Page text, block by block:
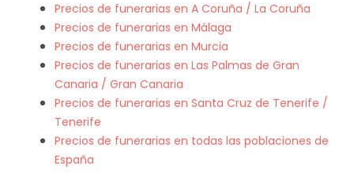
Precios de funerarias en A Coruña / La Coruña
Precios de funerarias en Málaga
Precios de funerarias en Murcia
Precios de funerarias en Las Palmas de Gran
Canaria / Gran Canaria
Precios de funerarias en Santa Cruz de Tenerife /
Tenerife
Precios de funerarias en todas las poblaciones de
España